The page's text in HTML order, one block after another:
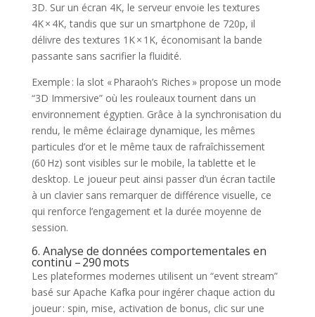
3D. Sur un écran 4K, le serveur envoie les textures
4K × 4K, tandis que sur un smartphone de 720p, il
délivre des textures 1K × 1K, économisant la bande
passante sans sacrifier la fluidité.
Exemple : la slot « Pharaoh’s Riches » propose un mode
“3D Immersive” où les rouleaux tournent dans un
environnement égyptien. Grâce à la synchronisation du
rendu, le même éclairage dynamique, les mêmes
particules d’or et le même taux de rafraîchissement
(60 Hz) sont visibles sur le mobile, la tablette et le
desktop. Le joueur peut ainsi passer d’un écran tactile
à un clavier sans remarquer de différence visuelle, ce
qui renforce l’engagement et la durée moyenne de
session.
6. Analyse de données comportementales en
continu – 290 mots
Les plateformes modernes utilisent un “event stream”
basé sur Apache Kafka pour ingérer chaque action du
joueur : spin, mise, activation de bonus, clic sur une